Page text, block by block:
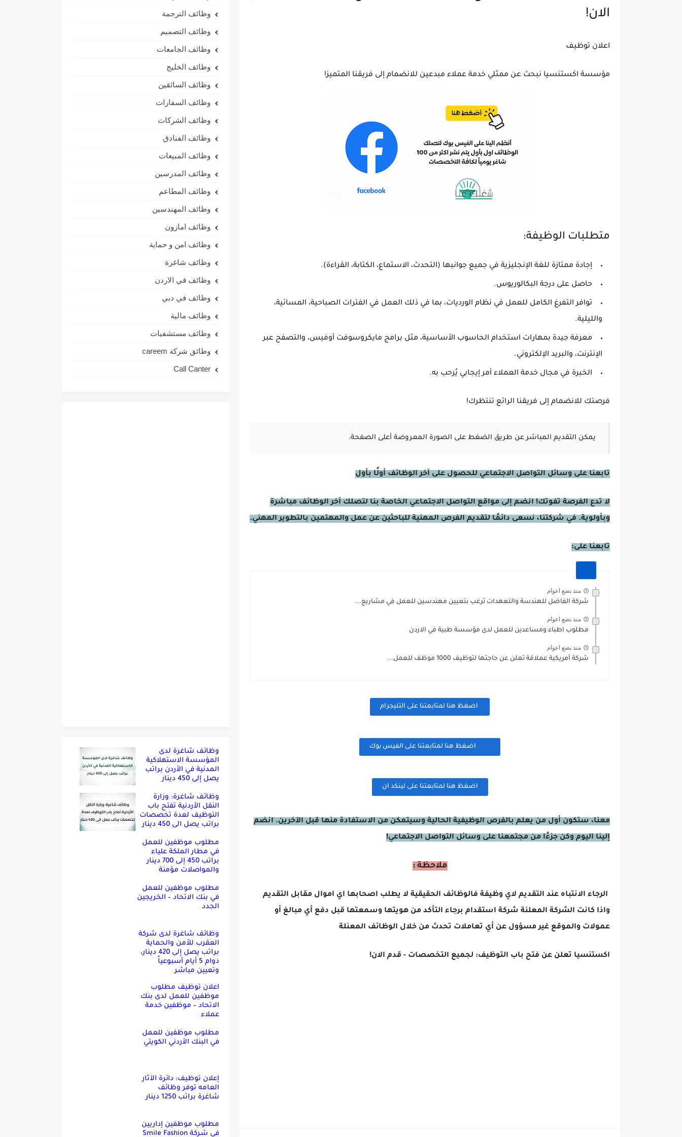
الان!
اعلان توظيف
مؤسسة اكستنسيا نبحث عن ممثلي خدمة عملاء مبدعين للانضمام إلى فريقنا المتميز!
متطلبات الوظيفة:
إجادة ممتازة للغة الإنجليزية في جميع جوانبها (التحدث، الاستماع، الكتابة، القراءة).
حاصل على درجة البكالوريوس.
توافر التفرغ الكامل للعمل في نظام الورديات، بما في ذلك العمل في الفترات الصباحية، المسائية،
والليلية.
معرفة جيدة بمهارات استخدام الحاسوب الأساسية، مثل برامج مايكروسوفت أوفيس، والتصفح عبر
الإنترنت، والبريد الإلكتروني.
الخبرة في مجال خدمة العملاء أمر إيجابي يُرحب به.
فرصتك للانضمام إلى فريقنا الرائع تنتظرك!
يمكن التقديم المباشر عن طريق الضغط على الصورة المعروضة أعلى الصفحة.
تابعنا على وسائل التواصل الاجتماعي للحصول على آخر الوظائف أولًا بأول
لا تدع الفرصة تفوتك! انضم إلى مواقع التواصل الاجتماعي الخاصة بنا لتصلك آخر الوظائف مباشرة
وبأولوية. في شركتنا، نسعى دائمًا لتقديم الفرص المهنية للباحثين عن عمل والمهتمين بالتطوير المهني.
تابعنا على:
منذ بضع اعوام
شركة الفاضل للهندسة والتعهدات ترغب بتعيين مهندسين للعمل في مشاريع...
منذ بضع اعوام
مطلوب اطباء ومساعدين للعمل لدى مؤسسة طبية في الاردن
منذ بضع اعوام
شركة أمريكية عملاقة تعلن عن حاجتها لتوظيف 1000 موظف للعمل...
اضغظ هنا لمتابعتنا على التليجرام
اضغظ هنا لمتابعتنا على الفيس بوك
اضغظ هنا لمتابعتنا على لينكد ان
معنا، ستكون أول من يعلم بالفرص الوظيفية الحالية وسيتمكن من الاستفادة منها قبل الآخرين. انضم
إلينا اليوم وكن جزءًا من مجتمعنا على وسائل التواصل الاجتماعي!
ملاحظة :
الرجاء الانتباه عند التقديم لاي وظيفة فالوظائف الحقيقية لا يطلب اصحابها اي اموال مقابل التقديم
واذا كانت الشركة المعلنة شركة استقدام برجاء التأكد من هويتها وسمعتها قبل دفع أي مبالغ أو
عمولات والموقع غير مسؤول عن أي تعاملات تحدث من خلال الوظائف المعنلة
اكستنسيا تعلن عن فتح باب التوظيف: لجميع التخصصات - قدم الان!
وظائف الترجمة
وظائف التصميم
وظائف الجامعات
وظائف الخليج
وظائف السائقين
وظائف السفارات
وظائف الشركات
وظائف الفنادق
وظائف المبيعات
وظائف المدرسين
وظائف المطاعم
وظائف المهندسين
وظائف امازون
وظائف امن و حماية
وظائف شاغرة
وظائف في الاردن
وظائف في دبي
وظائف مالية
وظائف مستشفيات
وظائق شركة careem
Call Canter
وظائف شاغرة لدى
المؤسسة الاستهلاكية
المدنية في الأردن براتب
يصل إلى 450 دينار
وظائف شاغرة: وزارة
النقل الأردنية تفتح باب
التوظيف لعدة تخصصات
براتب يصل الى 450 دينار
مطلوب موظفين للعمل
في مطار الملكة علياء
براتب 450 إلى 700 دينار
والمواصلات مؤمنة
مطلوب موظفين للعمل
في بنك الاتحاد – الخريجين
الجدد
وظائف شاغرة لدى شركة
العقرب للأمن والحماية
براتب يصل إلى 420 دينار،
دوام 5 أيام أسبوعياً
وتعيين مباشر
اعلان توظيف مطلوب
موظفين للعمل لدى بنك
الاتحاد – موظفين خدمة
عملاء
مطلوب موظفين للعمل
في البنك الأردني الكويتي
إعلان توظيف: دائرة الآثار
العامه توفر وظائف
شاغرة براتب 1250 دينار
مطلوب موظفين إداريين
في شركة Smile Fashion